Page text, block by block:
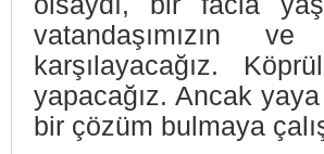
vatandaşımızın ve
karşılayacağız.
yapacağız. Ancak
bir çözüm bulmaya